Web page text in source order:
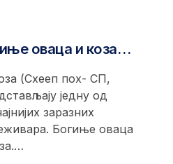
оваца и коза…
(Схееп поx- СП,
једну од
заразних
Богиње оваца